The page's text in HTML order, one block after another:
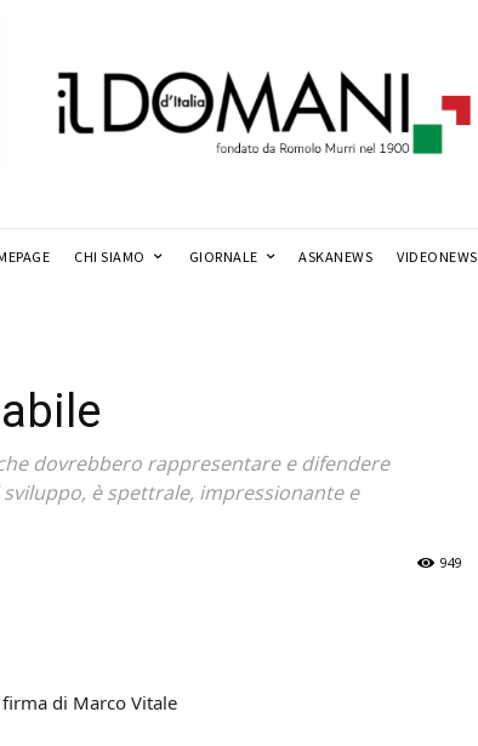
CHI SIAMO GIORNALE ASKANEWS VIDEONEWS
dovrebbero rappresentare e difendere
è spettrale, impressionante e
949
di Marco Vitale